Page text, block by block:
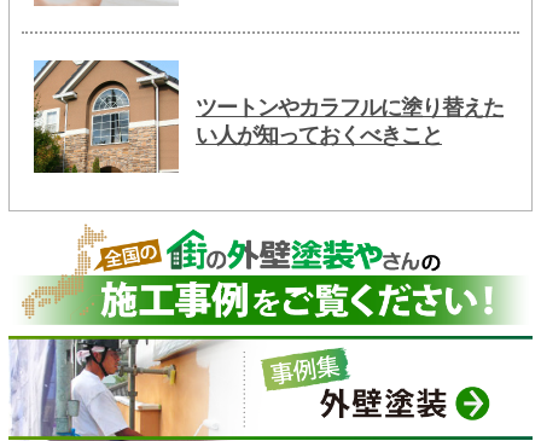
ツートンやカラフルに塗り替えた
い人が知っておくべきこと